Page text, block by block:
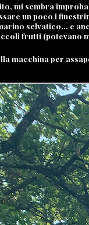
mi sembra
un poco i
selvatico… e
frutti (potevano
macchina per